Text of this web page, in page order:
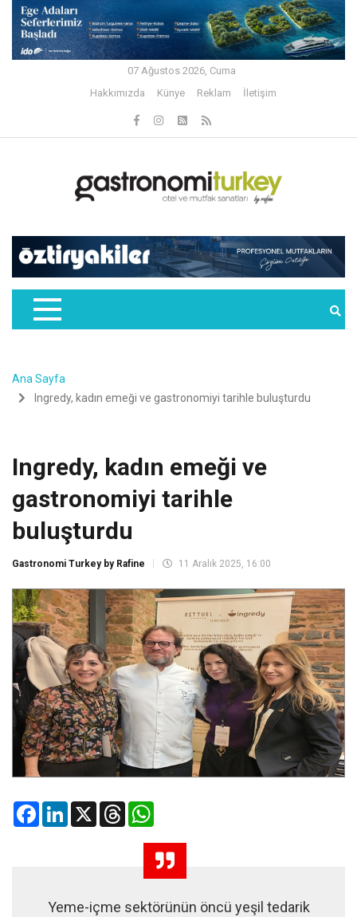
07 Ağustos 2026, Cuma
Hakkımızda
Künye Reklam İletişim
Ana Sayfa
Ingredy, kadın emeği ve gastronomiyi tarihle buluşturdu
Ingredy, kadın emeği ve
gastronomiyi tarihle
buluşturdu
Gastronomi Turkey by Rafine 11 Aralık 2025, 16:00
FacebookLinkedIn
X Threads
Yeme-içme sektörünün öncü yeşil tedarik